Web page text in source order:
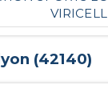
(42140)